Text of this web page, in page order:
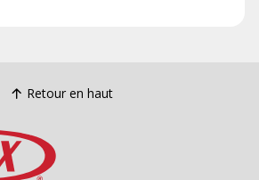
Retour en haut